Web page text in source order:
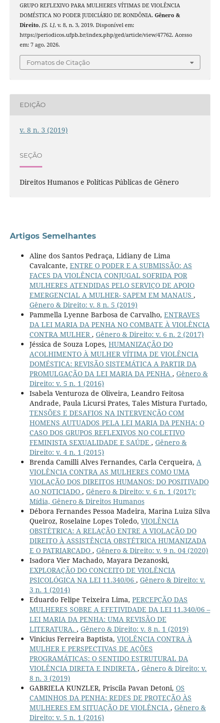
GRUPO REFLEXIVO PARA MULHERES VÍTIMAS DE VIOLÊNCIA
DOMÉSTICA NO PODER JUDICIÁRIO DE RONDÔNIA. Gênero &
Direito, [S. l.], v. 8, n. 3, 2019. Disponível em:
https://periodicos.ufpb.br/index.php/ged/article/view/47762. Acesso
em: 7 ago. 2026.
Fomatos de Citação
EDIÇÃO
v. 8 n. 3 (2019)
SEÇÃO
Direitos Humanos e Políticas Públicas de Gênero
Artigos Semelhantes
Aline dos Santos Pedraça, Lidiany de Lima
Cavalcante, ENTRE O PODER E A SUBMISSÃO: AS
FACES DA VIOLÊNCIA CONJUGAL SOFRIDA POR
MULHERES ATENDIDAS PELO SERVIÇO DE APOIO
EMERGENCIAL A MULHER- SAPEM EM MANAUS ,
Gênero & Direito: v. 8 n. 5 (2019)
Pammella Lyenne Barbosa de Carvalho, ENTRAVES
DA LEI MARIA DA PENHA NO COMBATE À VIOLÊNCIA
CONTRA MULHER, Gênero & Direito: v. 6 n. 2 (2017)
Jéssica de Souza Lopes, HUMANIZAÇÃO DO
ACOLHIMENTO À MULHER VÍTIMA DE VIOLÊNCIA
DOMÉSTICA: REVISÃO SISTEMÁTICA A PARTIR DA
PROMULGAÇÃO DA LEI MARIA DA PENHA , Gênero &
Direito: v. 5 n. 1 (2016)
Isabela Venturoza de Oliveira, Leandro Feitosa
Andrade, Paula Licursi Prates, Tales Mistura Furtado,
TENSÕES E DESAFIOS NA INTERVENÇÃO COM
HOMENS AUTUADOS PELA LEI MARIA DA PENHA: O
CASO DOS GRUPOS REFLEXIVOS NO COLETIVO
FEMINISTA SEXUALIDADE E SAÚDE , Gênero &
Direito: v. 4 n. 1 (2015)
Brenda Camilli Alves Fernandes, Carla Cerqueira, A
VIOLÊNCIA CONTRA AS MULHERES COMO UMA
VIOLAÇÃO DOS DIREITOS HUMANOS: DO POSITIVADO
AO NOTICIADO , Gênero & Direito: v. 6 n. 1 (2017):
Mídia, Gênero & Direitos Humanos
Débora Fernandes Pessoa Madeira, Marina Luiza Silva
Queiroz, Roselaine Lopes Toledo, VIOLÊNCIA
OBSTÉTRICA: A RELAÇÃO ENTRE A VIOLAÇÃO DO
DIREITO À ASSISTÊNCIA OBSTÉTRICA HUMANIZADA
E O PATRIARCADO , Gênero & Direito: v. 9 n. 04 (2020)
Isadora Vier Machado, Mayara Dezanoski,
EXPLORAÇÃO DO CONCEITO DE VIOLÊNCIA
PSICOLÓGICA NA LEI 11.340/06 , Gênero & Direito: v.
3 n. 1 (2014)
Eduardo Felipe Teixeira Lima, PERCEPÇÃO DAS
MULHERES SOBRE A EFETIVIDADE DA LEI 11.340/06 –
LEI MARIA DA PENHA: UMA REVISÃO DE
LITERATURA. , Gênero & Direito: v. 8 n. 1 (2019)
Vinicius Ferreira Baptista, VIOLÊNCIA CONTRA À
MULHER E PERSPECTIVAS DE AÇÕES
PROGRAMÁTICAS: O SENTIDO ESTRUTURAL DA
VIOLÊNCIA DIRETA E INDIRETA , Gênero & Direito: v.
8 n. 3 (2019)
GABRIELA KUNZLER, Priscila Pavan Detoni, OS
CAMINHOS DA PENHA: REDES DE PROTEÇÃO ÀS
MULHERES EM SITUAÇÃO DE VIOLÊNCIA , Gênero &
Direito: v. 5 n. 1 (2016)